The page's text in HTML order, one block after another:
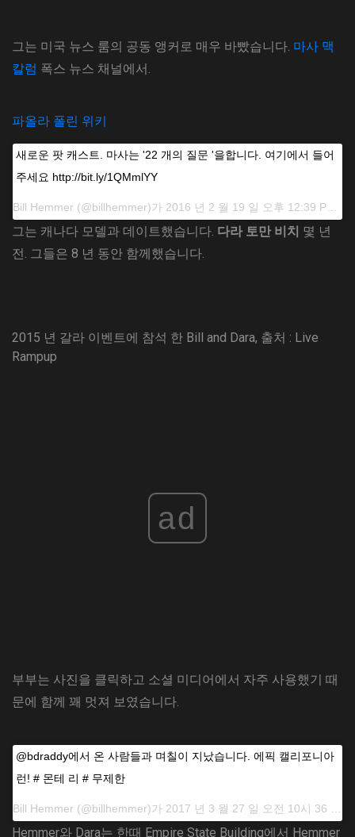
그는 미국 뉴스 룸의 공동 앵커로 매우 바빴습니다. 마사 맥
칼럼 폭스 뉴스 채널에서.
파올라 폴린 위키
새로운 팟 캐스트. 마사는 '22 개의 질문 '을합니다. 여기에서 들어
주세요 http://bit.ly/1QMmlYY
그는 캐나다 모델과 데이트했습니다. 다라 토만 비치 몇 년
전. 그들은 8 년 동안 함께했습니다.
2015 년 갈라 이벤트에 참석 한 Bill and Dara, 출처 : Live
Rampup
ad
부부는 사진을 클릭하고 소셜 미디어에서 자주 사용했기 때
문에 함께 꽤 멋져 보였습니다.
@bdraddy에서 온 사람들과 며칠이 지났습니다. 에픽 캘리포니아
런! # 몬테 리 # 무제한
Hemmer와 Dara는 한때 Empire State Building에서 Hemmer